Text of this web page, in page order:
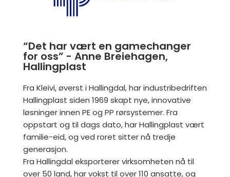
“Det har vært en gamechanger
for oss” - Anne Breiehagen,
Hallingplast
Fra Kleivi, øverst i Hallingdal, har industribedriften
Hallingplast siden 1969 skapt nye, innovative
løsninger innen PE og PP rørsystemer. Fra
oppstart og til dags dato, har Hallingplast vært
familie-eid, og ved roret sitter nå tredje
generasjon.
Fra Hallingdal eksporterer virksomheten nå til
over 50 land, har vokst til over 110 ansatte, og